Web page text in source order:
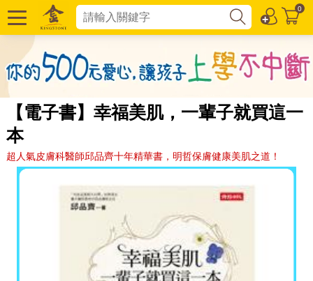
0
【電子書】幸福美肌，一輩子就買這一
本
超人氣皮膚科醫師邱品齊十年精華書，明哲保膚健康美肌之道！